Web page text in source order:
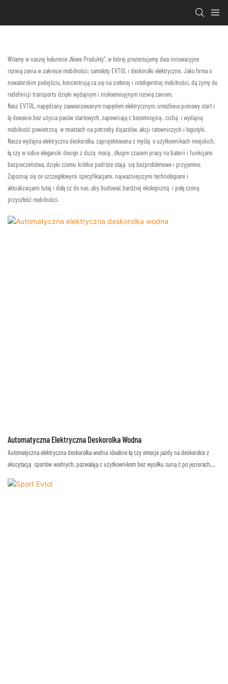
Witamy w naszej kolumnie „Nowe Produkty”, w której prezentujemy dwa innowacyjne
rozwiązania w zakresie mobilności: samoloty EVTOL i deskorolki elektryczne. Jako firma o
nowatorskim podejściu, koncentrująca się na zielonej i inteligentnej mobilności, dążymy do
redefinicji transportu dzięki wydajnym i niskoemisyjnym rozwiązaniom.
Nasz EVTOL, napędzany zaawansowanym napędem elektrycznym, umożliwia pionowy start i
lądowanie bez użycia pasów startowych, zapewniając bezemisyjną, cichą i wydajną
mobilność powietrzną w miastach na potrzeby dojazdów, akcji ratowniczych i logistyki.
Nasza wydajna elektryczna deskorolka, zaprojektowana z myślą o użytkownikach miejskich,
łączy w sobie elegancki design z dużą mocą, długim czasem pracy na baterii i funkcjami
bezpieczeństwa, dzięki czemu krótkie podróże stają się bezproblemowe i przyjemne.
Zapoznaj się ze szczegółowymi specyfikacjami, najważniejszymi technologiami i
aktualizacjami tutaj i dołącz do nas, aby budować bardziej ekologiczną i połączoną
przyszłość mobilności.
Automatyczna Elektryczna Deskorolka Wodna
Automatyczna elektryczna deskorolka wodna idealnie łączy emocje jazdy na deskorolce z
ekscytacją sportów wodnych, pozwalając użytkownikom bez wysiłku sunąć po jeziorach,
ekscytujące wrażenia, pozwalając użytkownikom eksplorować wodę z szybkością i